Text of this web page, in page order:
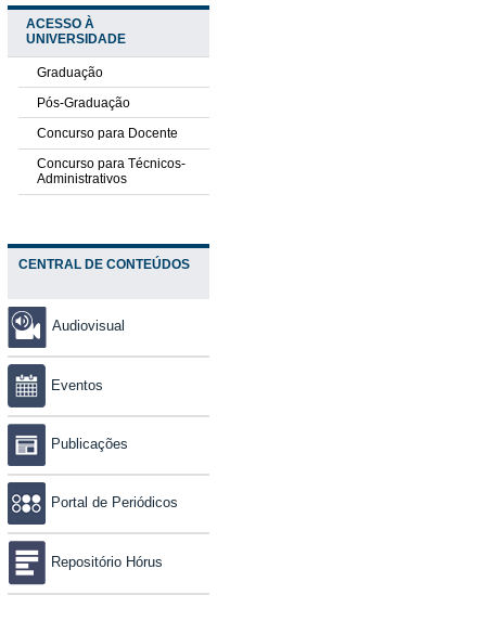
ACESSO À
UNIVERSIDADE
Graduação
Pós-Graduação
Concurso para Docente
Concurso para Técnicos-
Administrativos
CENTRAL DE CONTEÚDOS
Audiovisual
Eventos
Publicações
Portal de Periódicos
Repositório Hórus